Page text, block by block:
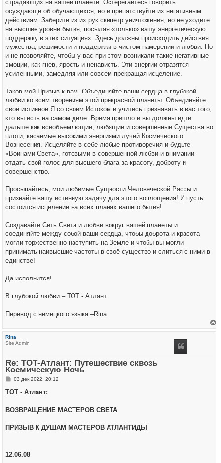
страдающих на вашей планете. Остерегайтесь говорить
осуждающе об обучающихся, но и препятствуйте их негативным
действиям. Заберите из их рук скипетр уничтожения, но не уходите
на высшие уровни бытия, посылая «только» вашу энергетическую
поддержку в этих ситуациях. Здесь должны происходить действия
мужества, решимости и поддержки в чистом намерении и любви. Но
и не позволяйте, чтобы у вас при этом возникали такие негативные
эмоции, как гнев, ярость и ненависть. Эти энергии отразятся
усиленными, замедляя или совсем прекращая исцеление.
Таков мой Призыв к вам. Объединяйте ваши сердца в глубокой
любви ко всем творениям этой прекрасной планеты. Объединяйте
своё истинное Я со своим Истоком и учитесь признавать в вас того,
кто вы есть на самом деле. Время пришло и вы должны идти
дальше как всеобъемлющие, любящие и совершенные Существа во
плоти, касаемые высокими энергиями лучей Космического
Вознесения. Исцеляйте в себе любые противоречия и будьте
«Воинами Света», готовыми в совершенной любви и внимании
отдать свой голос для высшего блага за красоту, доброту и
совершенство.
Просыпайтесь, мои любимые Сущности Человеческой Рассы и
признайте вашу истинную задачу для этого воплощения! И пусть
состоится исцеление на всех планах вашего бытия!
Создавайте Сеть Света и любви вокруг вашей планеты и
соединяйте между собой ваши сердца, чтобы доброта и красота
могли торжественно наступить на Земле и чтобы вы могли
принимать наивысшие частоты в своё существо и слиться с ними в
единстве!
Да исполнится!
В глубокой любви – ТОТ - Атлант.
Перевод с немецкого языка –Rina
Rina
Site Admin
Re: ТОТ-Атлант: Путешествие сквозь
Космическую Ночь
С
о
е
е
03 дек 2022, 20:12
ТОТ - Атлант:
ВОЗВРАЩЕНИЕ МАСТЕРОВ СВЕТА
ПРИЗЫВ К ДУШАМ МАСТЕРОВ АТЛАНТИДЫ
12.06.08